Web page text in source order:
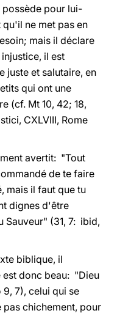
pour lui-
ne met pas en
mais il déclare
il est
juste et salutaire, en
qui ont une
(cf. Mt 10, 42; 18,
CXLVIII, Rome
avertit: "Tout
de te faire
mais il faut que tu
dignes d'être
Sauveur" (31, 7: ibid,
biblique, il
donc beau: "Dieu
7), celui qui se
pas chichement, pour